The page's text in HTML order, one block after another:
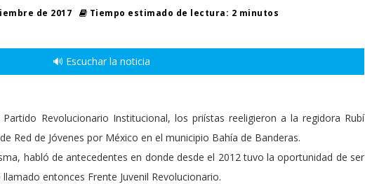
de 2017
Tiempo estimado de lectura: 2 minutos
🔊 Escuchar la noticia
Revolucionario Institucional, los priístas reeligieron a la regidora Rubí
Red de Jóvenes por México en el municipio Bahía de Banderas.
habló de antecedentes en donde desde el 2012 tuvo la oportunidad de ser
entonces Frente Juvenil Revolucionario.